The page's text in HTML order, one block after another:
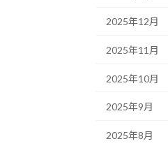
2025年12月
2025年11月
2025年10月
2025年9月
2025年8月